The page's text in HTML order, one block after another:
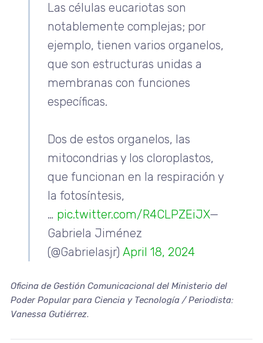
Las células eucariotas son
notablemente complejas; por
ejemplo, tienen varios organelos,
que son estructuras unidas a
membranas con funciones
específicas.
Dos de estos organelos, las
mitocondrias y los cloroplastos,
que funcionan en la respiración y
la fotosíntesis,
… pic.twitter.com/R4CLPZEiJX—
Gabriela Jiménez
(@Gabrielasjr) April 18, 2024
Oficina de Gestión Comunicacional del Ministerio del
Poder Popular para Ciencia y Tecnología / Periodista:
Vanessa Gutiérrez.